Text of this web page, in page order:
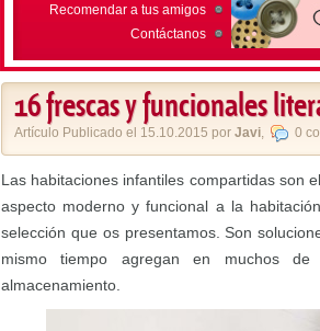
Recomendar a tus amigos
Contáctanos
16 frescas y funcionales
Artículo Publicado el 15.10.2015 por Javi, 0
Las habitaciones infantiles compartidas son
aspecto moderno y funcional a la
selección que os presentamos. Son
mismo tiempo agregan en muchos
almacenamiento.